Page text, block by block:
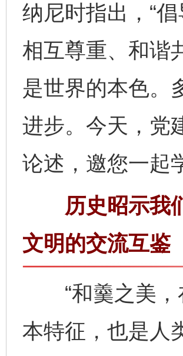
纳尼时指出，“
相互尊重、和谐
是世界的本色。
进步。今天，党
论述，邀您一起
历史昭示我们
文明的交流互鉴
“和羹之美，
本特征，也是人